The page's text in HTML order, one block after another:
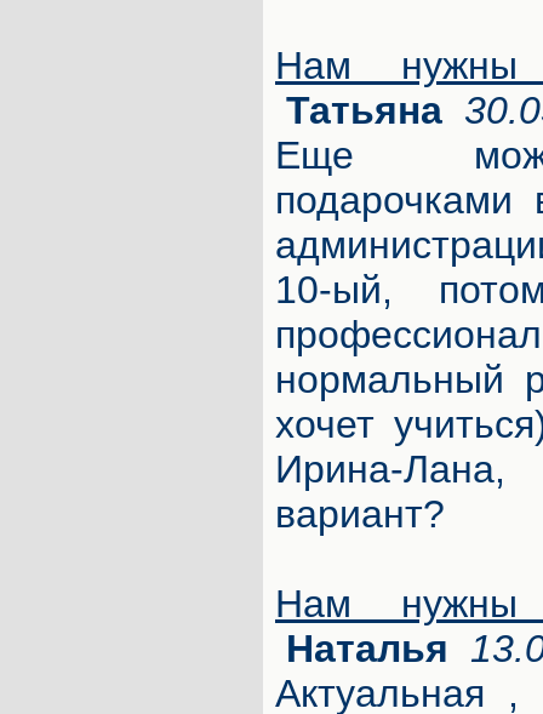
Нам нужны
Татьяна
Еще
подарочками
10-ый,
нормальный
хочет
Ирина-
вариант?
Нам нужны
Наталья
Актуальная ,